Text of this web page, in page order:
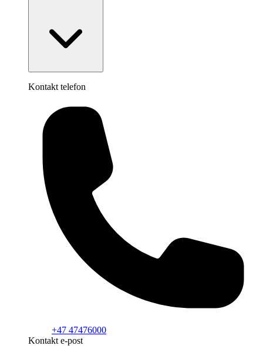
Kontakt telefon
+47 47476000
Kontakt e-post